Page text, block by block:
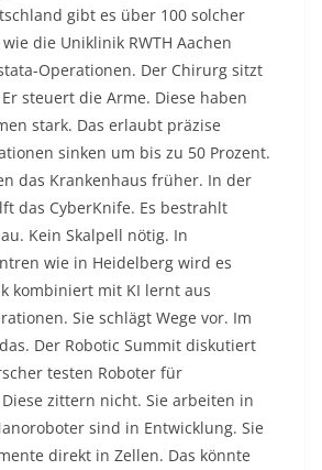
gibt es über 100 solcher
die Uniklinik RWTH Aachen
Operationen. Der Chirurg sitzt
steuert die Arme. Diese haben
stark. Das erlaubt präzise
sinken um bis zu 50 Prozent.
das Krankenhaus früher. In der
das CyberKnife. Es bestrahlt
Kein Skalpell nötig. In
wie in Heidelberg wird es
kombiniert mit KI lernt aus
Sie schlägt Wege vor. Im
Der Robotic Summit diskutiert
testen Roboter für
zittern nicht. Sie arbeiten in
sind in Entwicklung. Sie
direkt in Zellen. Das könnte